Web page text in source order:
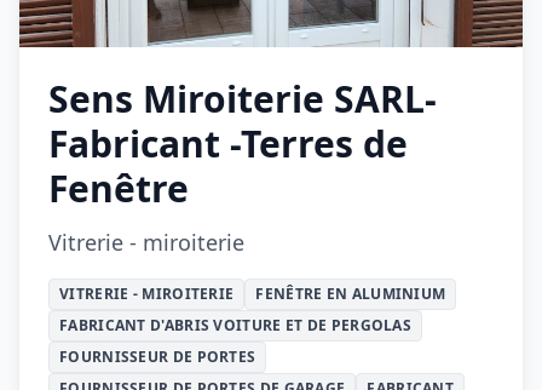
Sens Miroiterie SARL-
Fabricant -Terres de
Fenêtre
Vitrerie - miroiterie
VITRERIE - MIROITERIE
FENÊTRE EN ALUMINIUM
FABRICANT D'ABRIS VOITURE ET DE PERGOLAS
FOURNISSEUR DE PORTES